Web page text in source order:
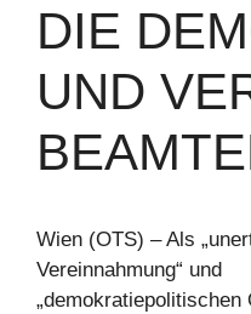
DIE
UND
Wien (OTS) – Als
Vereinnahmung“ und